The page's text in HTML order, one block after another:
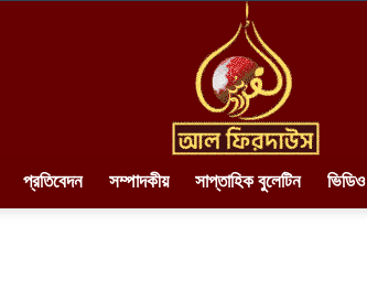
প্রতিবেদন সম্পাদকীয় সাপ্তাহিক বুলেটিন ভিডিও